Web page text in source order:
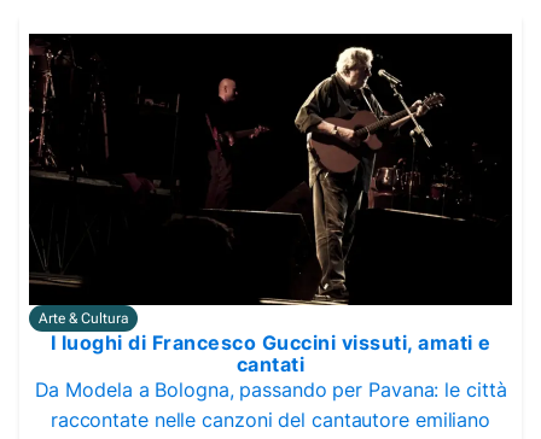
Arte & Cultura
I luoghi di Francesco Guccini vissuti, amati e
cantati
Da Modela a Bologna, passando per Pavana: le città
raccontate nelle canzoni del cantautore emiliano